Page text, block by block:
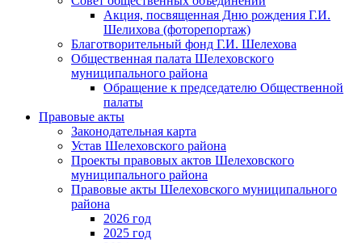
Акция, посвященная Дню рождения Г.И.
Шелихова (фоторепортаж)
Благотворительный фонд Г.И. Шелехова
Общественная палата Шелеховского
муниципального района
Обращение к председателю Общественной
палаты
Правовые акты
Законодательная карта
Устав Шелеховского района
Проекты правовых актов Шелеховского
муниципального района
Правовые акты Шелеховского муниципального
района
2026 год
2025 год